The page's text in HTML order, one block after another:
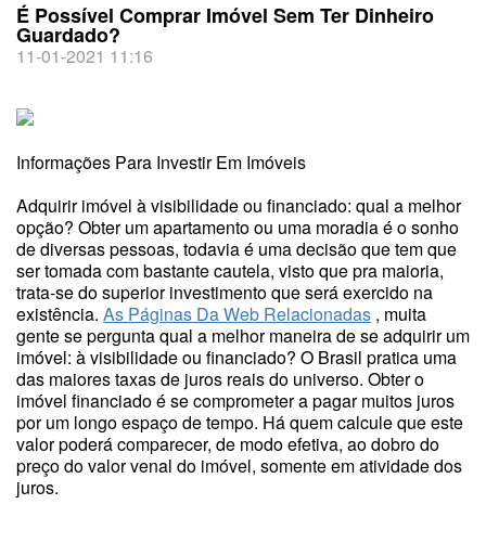
É Possível Comprar Imóvel Sem Ter Dinheiro
Guardado?
11-01-2021 11:16
Informações Para Investir Em Imóveis
Adquirir imóvel à visibilidade ou financiado: qual a melhor
opção? Obter um apartamento ou uma moradia é o sonho
de diversas pessoas, todavia é uma decisão que tem que
ser tomada com bastante cautela, visto que pra maioria,
trata-se do superior investimento que será exercido na
existência. As Páginas Da Web Relacionadas , muita
gente se pergunta qual a melhor maneira de se adquirir um
imóvel: à visibilidade ou financiado? O Brasil pratica uma
das maiores taxas de juros reais do universo. Obter o
imóvel financiado é se comprometer a pagar muitos juros
por um longo espaço de tempo. Há quem calcule que este
valor poderá comparecer, de modo efetiva, ao dobro do
preço do valor venal do imóvel, somente em atividade dos
juros.